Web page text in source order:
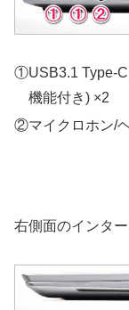
①USB3.1 Type-C
機能付き) ×2
②マイクロホン/
右側面のインタ